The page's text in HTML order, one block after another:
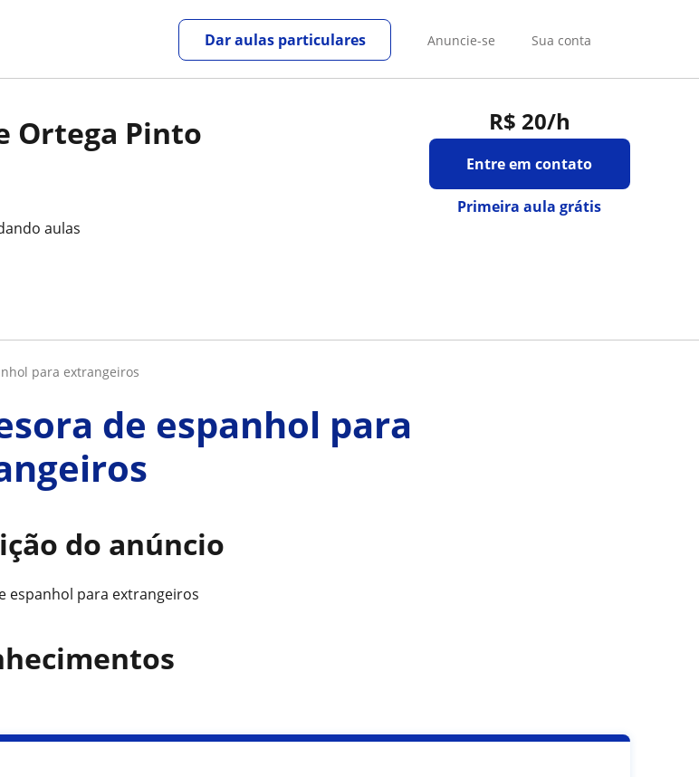
Anuncie-se Sua conta
Dar aulas particulares
R$ 20/h
Entre em contato
Primeira aula grátis
Ortega Pinto
dando aulas
para extrangeiros
de espanhol para
do anúncio
espanhol para extrangeiros